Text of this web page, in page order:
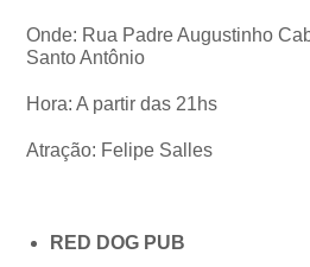
Onde: Rua Padre Augustinho
Santo Antônio
Hora: A partir das 21hs
Atração: Felipe Salles
RED DOG PUB